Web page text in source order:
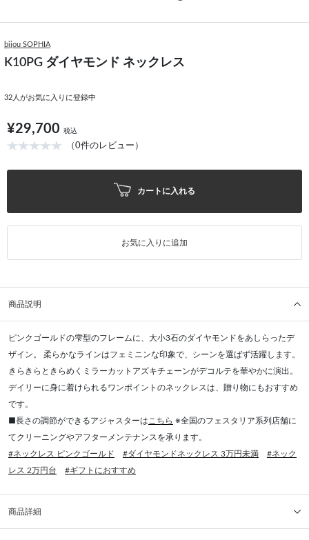
bijou SOPHIA
K10PG ダイヤモンド ネックレス
32 人がお気に入りに登録中
¥29,700 税込
（0件のレビュー）
カートに入れる
お気に入りに追加
商品説明
ピンクゴールドの雫型のフレームに、大小3石のダイヤモンドをあしらったデ
ザイン。 柔らかなラインはフェミニンな印象で、シーンを選ばず活躍します。
きらきらときらめくミラーカットアズキチェーンがデコルテを華やかに演出。
デイリーに身に着けられるワンポイントのネックレスは、贈り物にもおすすめ
です。
■長さの調節ができるアジャスターは こちら ※全国のフェスタリア系列店舗に
てクリーニングやアフターメンテナンスを承ります。
#ネックレス ピンクゴールド
#ダイヤモンドネックレス 3万円未満
#ネック
レス 2万円台
#ギフトにおすすめ
商品詳細